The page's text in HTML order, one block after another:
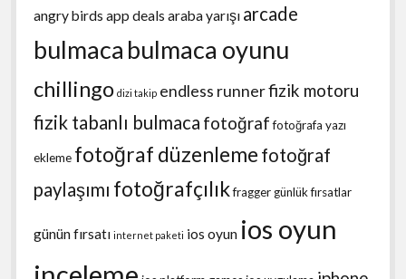
angry birds app deals araba yarışı arcade
bulmaca bulmaca oyunu
chillingo dizi takip endless runnerfizik motoru
fizik tabanlı bulmaca fotoğraf fotoğrafa yazı
ekleme fotoğraf düzenleme fotoğraf
paylaşımı fotoğrafçılıkfraggergünlük fırsatlar
günün fırsatı internet paketi ios oyun ios oyun